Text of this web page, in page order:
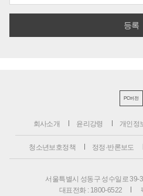
PC버전
회사소개 윤리강령 개인정
청소년보호정책 정정·반론보도
서울특별시 성동구 성수일로 39-
대표전화 : 1800-6522